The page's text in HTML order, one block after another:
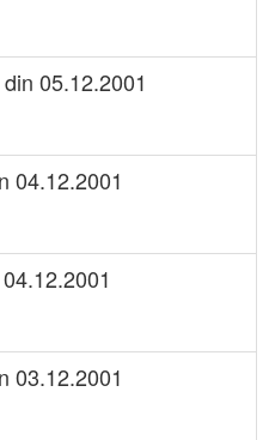
05.12.2001
04.12.2001
03.12.2001